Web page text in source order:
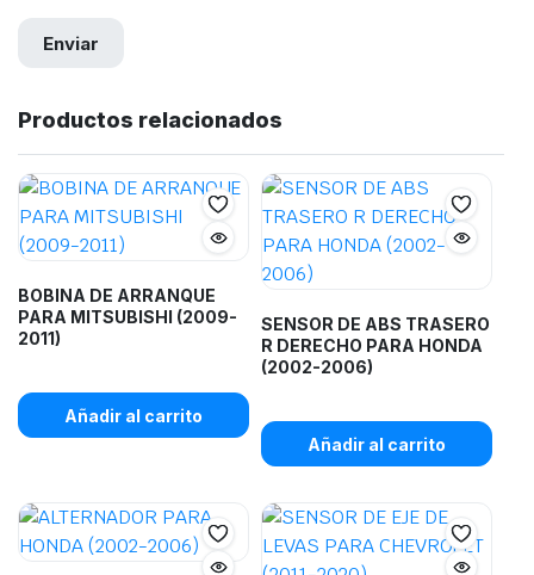
Productos relacionados
BOBINA DE ARRANQUE
PARA MITSUBISHI (2009-
2011)
Añadir al carrito
SENSOR DE ABS TRASERO
R DERECHO PARA HONDA
(2002-2006)
Añadir al carrito